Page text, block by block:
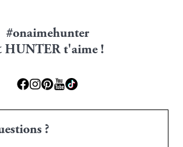
#onaimehunter
HUNTER t'aime !
?